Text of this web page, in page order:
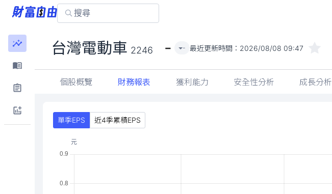
台灣電動車 2246 - - 最近更新時間： 2026/08/08 09:47
個股概覽 財務報表 獲利能力 安全性分析 成長分析
單季EPS 近4季累積EPS